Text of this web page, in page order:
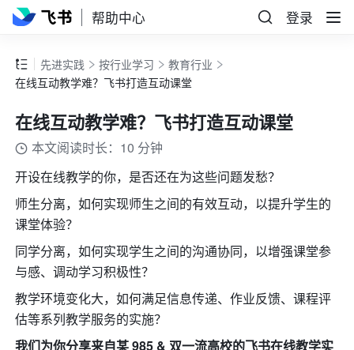
帮助中心 登录
先进实践 按行业学习
教育行业
在线互动教学难？飞书打造互动课堂
在线互动教学难？飞书打造互动课堂
本文阅读时长：10 分钟
开设在线教学的你，是否还在为这些问题发愁？
师生分离，如何实现师生之间的有效互动，以提升学生的
课堂体验？
同学分离，如何实现学生之间的沟通协同，以增强课堂参
与感、调动学习积极性？
教学环境变化大，如何满足信息传递、作业反馈、课程评
估等系列教学服务的实施？
我们为你分享来自某 985 & 双一流高校的飞书在线教学实